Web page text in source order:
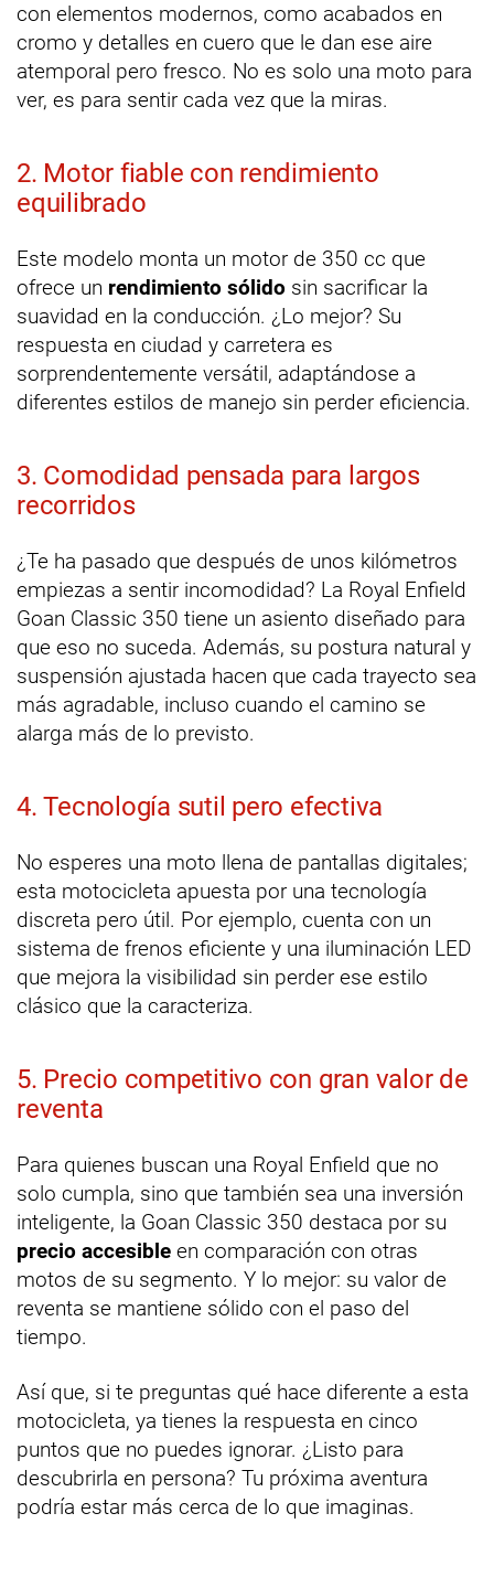
con elementos modernos, como acabados en
cromo y detalles en cuero que le dan ese aire
atemporal pero fresco. No es solo una moto para
ver, es para sentir cada vez que la miras.
2. Motor fiable con rendimiento
equilibrado
Este modelo monta un motor de 350 cc que
ofrece un rendimiento sólido sin sacrificar la
suavidad en la conducción. ¿Lo mejor? Su
respuesta en ciudad y carretera es
sorprendentemente versátil, adaptándose a
diferentes estilos de manejo sin perder eficiencia.
3. Comodidad pensada para largos
recorridos
¿Te ha pasado que después de unos kilómetros
empiezas a sentir incomodidad? La Royal Enfield
Goan Classic 350 tiene un asiento diseñado para
que eso no suceda. Además, su postura natural y
suspensión ajustada hacen que cada trayecto sea
más agradable, incluso cuando el camino se
alarga más de lo previsto.
4. Tecnología sutil pero efectiva
No esperes una moto llena de pantallas digitales;
esta motocicleta apuesta por una tecnología
discreta pero útil. Por ejemplo, cuenta con un
sistema de frenos eficiente y una iluminación LED
que mejora la visibilidad sin perder ese estilo
clásico que la caracteriza.
5. Precio competitivo con gran valor de
reventa
Para quienes buscan una Royal Enfield que no
solo cumpla, sino que también sea una inversión
inteligente, la Goan Classic 350 destaca por su
precio accesible en comparación con otras
motos de su segmento. Y lo mejor: su valor de
reventa se mantiene sólido con el paso del
tiempo.
Así que, si te preguntas qué hace diferente a esta
motocicleta, ya tienes la respuesta en cinco
puntos que no puedes ignorar. ¿Listo para
descubrirla en persona? Tu próxima aventura
podría estar más cerca de lo que imaginas.